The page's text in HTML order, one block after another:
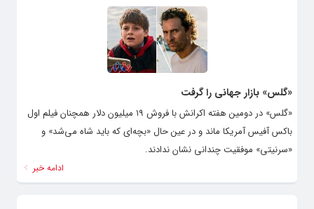
«گلس» بازار جهانی را گرفت
«گلس» ‌در دومین هفته اکرانش با فروش ۱۹ میلیون دلار همچنان فیلم اول
باکس آفیس آمریکا ماند و در عین حال «بچه‌ای که باید شاه می‌شد» و
«سرنیتی» موفقیت چندانی نشان ندادند.
ادامه خبر